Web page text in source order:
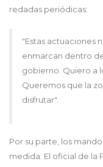
redadas periódicas:
"Estas actuaciones
enmarcan dentro
gobierno. Quiero a
Queremos que la
disfrutar".
Por su parte, los
medida. El oficial de la